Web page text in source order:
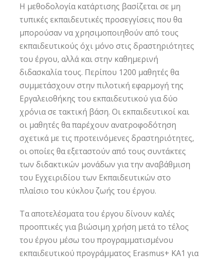
Η μεθοδολογία κατάρτισης βασίζεται σε μη
τυπικές εκπαιδευτικές προσεγγίσεις που θα
μπορούσαν να χρησιμοποιηθούν από τους
εκπαιδευτικούς όχι μόνο στις δραστηριότητες
του έργου, αλλά και στην καθημερινή
διδασκαλία τους. Περίπου 1200 μαθητές θα
συμμετάσχουν στην πιλοτική εφαρμογή της
Εργαλειοθήκης του εκπαιδευτικού για δύο
χρόνια σε τακτική βάση. Οι εκπαιδευτικοί και
οι μαθητές θα παρέχουν ανατροφοδότηση
σχετικά με τις προτεινόμενες δραστηριότητες,
οι οποίες θα εξεταστούν από τους συντάκτες
των διδακτικών μονάδων για την αναβάθμιση
του Εγχειριδίου των Εκπαιδευτικών στο
πλαίσιο του κύκλου ζωής του έργου.
Τα αποτελέσματα του έργου δίνουν καλές
προοπτικές για βιώσιμη χρήση μετά το τέλος
του έργου μέσω του προγραμματισμένου
εκπαιδευτικού προγράμματος Erasmus+ KA1 για